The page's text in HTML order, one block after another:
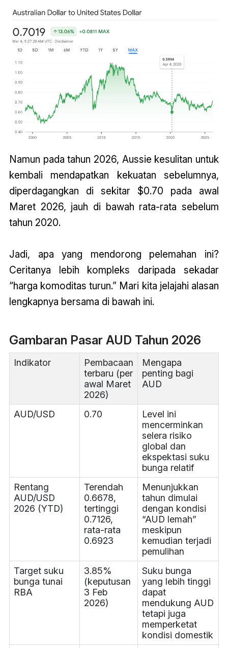
Namun pada tahun 2026, Aussie kesulitan untuk
kembali mendapatkan kekuatan sebelumnya,
diperdagangkan di sekitar $0.70 pada awal
Maret 2026, jauh di bawah rata-rata sebelum
tahun 2020.
Jadi, apa yang mendorong pelemahan ini?
Ceritanya lebih kompleks daripada sekadar
“harga komoditas turun.” Mari kita jelajahi alasan
lengkapnya bersama di bawah ini.
Gambaran Pasar AUD Tahun 2026
Indikator
Pembacaan
terbaru (per
awal Maret
2026)
Mengapa
penting bagi
AUD
AUD/USD 0.70
Level ini
mencerminkan
selera risiko
global dan
ekspektasi suku
bunga relatif
Rentang
AUD/USD
2026 (YTD)
Terendah
0.6678,
tertinggi
0.7126,
rata-rata
0.6923
Menunjukkan
tahun dimulai
dengan kondisi
“AUD lemah”
meskipun
kemudian terjadi
pemulihan
Target suku
bunga tunai
RBA
3.85%
(keputusan
3 Feb
2026)
Suku bunga
yang lebih tinggi
dapat
mendukung AUD
tetapi juga
memperketat
kondisi domestik